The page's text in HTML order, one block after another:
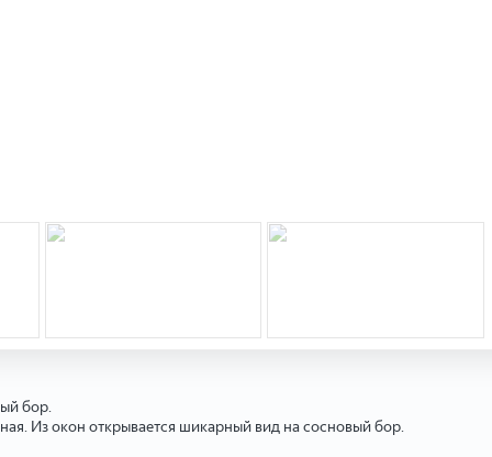
бор.
Из окон открывается шикарный вид на сосновый бор.